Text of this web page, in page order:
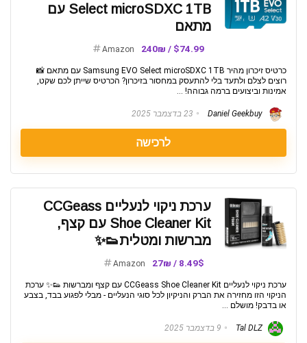
Select microSDXC 1TB עם
מתאם
$74.99 / 240₪
Amazon
כרטיס זיכרון מהיר Samsung EVO Select microSDXC 1TB עם מתאם 📸
רוצים לצלם ולתעד בלי להתעסק במחסור בזיכרון? הכרטיס שייתן לכם שקט,
אמינות וביצועים ברמה גבוהה! ...
23 בדצמבר 2025
לרכישה
ערכת ניקוי לנעליים CCGeass
Shoe Cleaner Kit עם קצף,
מברשות ומטלית👟✨
8.49$ / 27₪
Amazon
ערכת ניקוי לנעליים CCGeass Shoe Cleaner Kit עם קצף ומברשות 👟✨ ערכת
הניקוי הזו מחזירה את הברק והניקיון לכל סוגי הנעליים - מבלי לפגוע בבד, בצבע
או בדבק! מושלם ...
Tal DLZ 9 בדצמבר 2025